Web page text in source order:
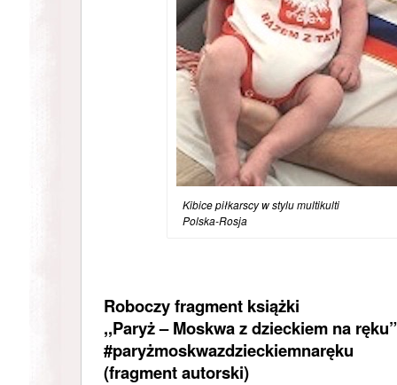
Kibice piłkarscy w stylu
Polska-Rosja
Roboczy fragment książki
,,Paryż – Moskwa z dzieckiem na ręku”
#paryżmoskwazdzieckiemnaręku
(fragment autorski)